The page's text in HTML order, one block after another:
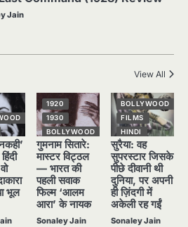
को भीड़ में खड़ा होना पड़ा —
Command (1928) Review
सपने को परदे पर उतारा? — Viva
(1946) रिव्यू”
Jain
Films जो आपको रात को अकेले नहीं
— पर देखेंगे ज़रूर
Jain
View All
भूल
1920
1930
BOLLYWOOD
HINDI
NATIONAL
STAR
OLD FILMS
SUPER STAR
TOP
गुमनाम सितारे:
मास्टर विट्ठल
— भारत की
पहली सवाक
फिल्म ‘आलम
आरा’ के नायक
Sonaley Jain
BOLLYWOOD
FILMS
HINDI
NATIONAL
SUPER STAR
TOP
STORIES
सुरैया: वह
सुपरस्टार जिसके
पीछे दीवानी थी
दुनिया, पर अपनी
ही ज़िंदगी में
अकेली रह गईं
Sonaley Jain